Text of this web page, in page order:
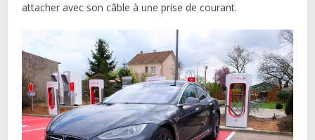
attacher avec son câble à une prise de courant.